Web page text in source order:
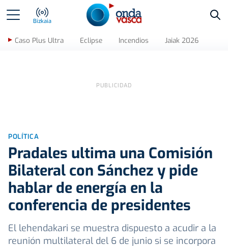
Bizkaia
Caso Plus Ultra Eclipse Incendios Jaiak 2026
POLÍTICA
Pradales ultima una Comisión
Bilateral con Sánchez y pide
hablar de energía en la
conferencia de presidentes
El lehendakari se muestra dispuesto a acudir a la
reunión multilateral del 6 de junio si se incorpora